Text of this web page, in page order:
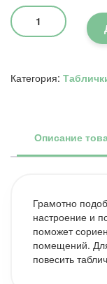
Количество
товара
Табличка
здоровье
Категория:
Описание
Грамотно
настроение и
поможет
помещений.
повесить